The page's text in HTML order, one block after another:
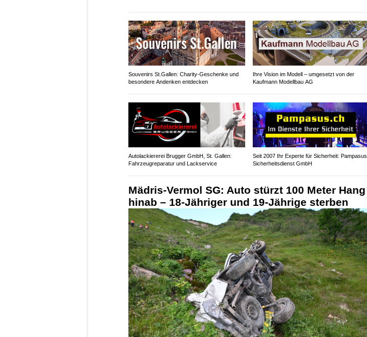
Souvenirs St.Gallen: Charity-Geschenke und
besondere Andenken entdecken
Ihre Vision im Modell – umgesetzt von der
Kaufmann Modellbau AG
Autolackiererei Brugger GmbH, St. Gallen:
Fahrzeugreparatur und Lackservice
Seit 2007 Ihr Experte für Sicherheit: Pampasus
Sicherheitsdienst GmbH
Mädris-Vermol SG: Auto stürzt 100 Meter Hang
hinab – 18-Jähriger und 19-Jährige sterben